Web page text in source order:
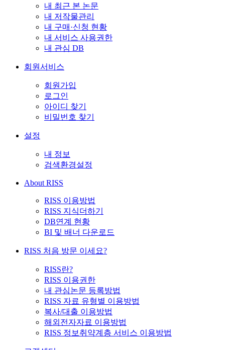
내 최근 본 논문
내 저작물관리
내 구매·신청 현황
내 서비스 사용권한
내 관심 DB
회원서비스
회원가입
로그인
아이디 찾기
비밀번호 찾기
설정
내 정보
검색환경설정
About RISS
RISS 이용방법
RISS 지식더하기
DB연계 현황
BI 및 배너 다운로드
RISS 처음 방문 이세요?
RISS란?
RISS 이용권한
내 관심논문 등록방법
RISS 자료 유형별 이용방법
복사/대출 이용방법
해외전자자료 이용방법
RISS 정보취약계층 서비스 이용방법